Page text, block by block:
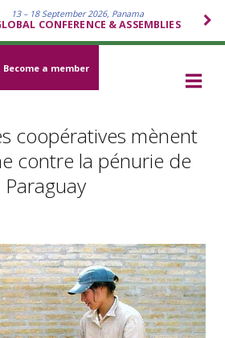
13 – 18 September 2026, Panama
CONFERENCE & ASSEMBLIES
Become a member
coopératives mènent
contre la pénurie de